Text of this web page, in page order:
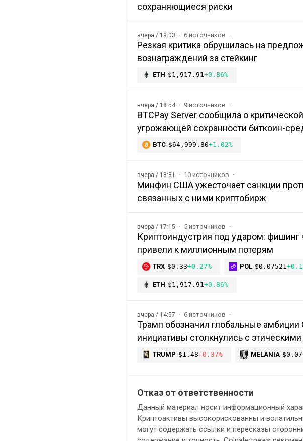
сохраняющиеся риски
вчера / 19:03 6 источников
Резкая критика обрушилась на
вознаграждений за стейкинг
ETH $1,917.91+0.86%
вчера / 18:54 9 источников
BTCPay Server сообщила о
угрожающей сохранности биткоин-
BTC $64,999.80+1.02%
вчера / 18:31 10 источников
Минфин США ужесточает санкции
связанных с ними криптобирж
вчера / 17:15 5 источников
Криптоиндустрия под ударом: фишинг
привели к миллионным потерям
TRX $0.33+0.27% POL $0.07521
ETH $1,917.91+0.86%
вчера / 14:57 6 источников
Трамп обозначил глобальные
инициативы столкнулись с
TRUMP $1.48 -0.37% MELANIA
Отказ от ответственности
Данный материал носит информационный
Криптоактивы высокорискованны и
могут содержать ссылки и пересказы